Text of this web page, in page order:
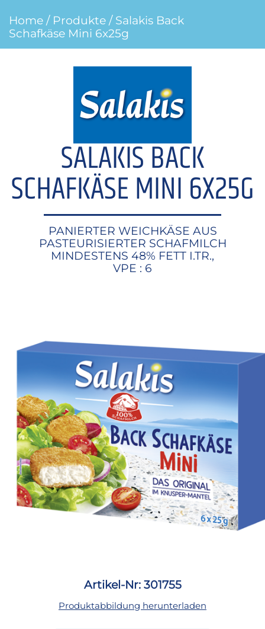
Home / Produkte / Salakis Back
Schafkäse Mini 6x25g
SALAKIS BACK
SCHAFKÄSE MINI 6X25G
PANIERTER WEICHKÄSE AUS
PASTEURISIERTER SCHAFMILCH
MINDESTENS 48% FETT I.TR.,
VPE : 6
Artikel-Nr: 301755
Produktabbildung herunterladen